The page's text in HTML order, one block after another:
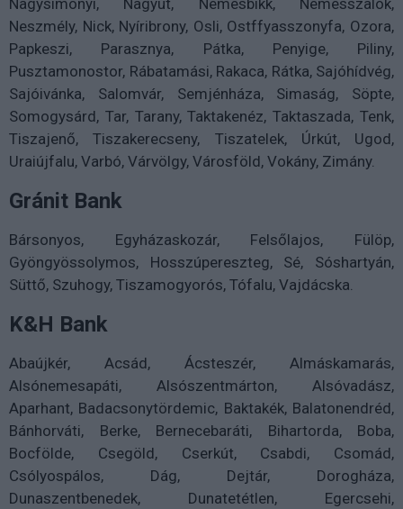
Nagysimonyi, Nagyút, Nemesbikk, Nemesszalók,
Neszmély, Nick, Nyíribrony, Osli, Ostffyasszonyfa, Ozora,
Papkeszi, Parasznya, Pátka, Penyige, Piliny,
Pusztamonostor, Rábatamási, Rakaca, Rátka, Sajóhídvég,
Sajóivánka, Salomvár, Semjénháza, Simaság, Söpte,
Somogysárd, Tar, Tarany, Taktakenéz, Taktaszada, Tenk,
Tiszajenő, Tiszakerecseny, Tiszatelek, Úrkút, Ugod,
Uraiújfalu, Varbó, Várvölgy, Városföld, Vokány, Zimány.
Gránit Bank
Bársonyos, Egyházaskozár, Felsőlajos, Fülöp,
Gyöngyössolymos, Hosszúpereszteg, Sé, Sóshartyán,
Süttő, Szuhogy, Tiszamogyorós, Tófalu, Vajdácska.
K&H Bank
Abaújkér, Acsád, Ácsteszér, Almáskamarás,
Alsónemesapáti, Alsószentmárton, Alsóvadász,
Aparhant, Badacsonytördemic, Baktakék, Balatonendréd,
Bánhorváti, Berke, Bernecebaráti, Bihartorda, Boba,
Bocfölde, Csegöld, Cserkút, Csabdi, Csomád,
Csólyospálos, Dág, Dejtár, Dorogháza,
Dunaszentbenedek, Dunatetétlen, Egercsehi,